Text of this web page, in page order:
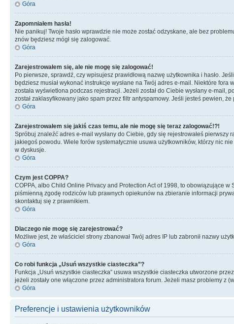
Góra
Zapomniałem hasła!
Nie panikuj! Twoje hasło wprawdzie nie może zostać odzyskane, ale bez
znów będziesz mógł się zalogować.
Góra
Zarejestrowałem się, ale nie mogę się zalogować!
Po pierwsze, sprawdź, czy wpisujesz prawidłową nazwę użytkownika i hasło.
będziesz musiał wykonać instrukcje wysłane na Twój adres e-mail. Niektóre
została wyświetlona podczas rejestracji. Jeżeli został do Ciebie wysłany e-
został zaklasyfikowany jako spam przez filtr antyspamowy. Jeśli jesteś pewien,
Góra
Zarejestrowałem się jakiś czas temu, ale nie mogę się teraz zalogować!?!
Spróbuj znaleźć adres e-mail wysłany do Ciebie, gdy się rejestrowałeś
jakiegoś powodu. Wiele forów systematycznie usuwa użytkowników, którzy nic
w dyskusje.
Góra
Czym jest COPPA?
COPPA, albo Child Online Privacy and Protection Act of 1998, to obowiązujące
piśmienną zgodę rodziców lub prawnych opiekunów na zbieranie informacji
skontaktuj się z prawnikiem.
Góra
Dlaczego nie mogę się zarejestrować?
Możliwe jest, że właściciel strony zbanował Twój adres IP lub zabronił nazwy
Góra
Co robi funkcja „Usuń wszystkie ciasteczka”?
Funkcja „Usuń wszystkie ciasteczka” usuwa wszystkie ciasteczka utworzone
jeżeli zostały one włączone przez administratora forum. Jeżeli masz problemy z
Góra
Preferencje i ustawienia użytkowników